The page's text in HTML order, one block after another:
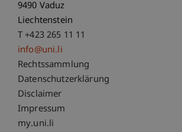
9490 Vaduz
Liechtenstein
T +423 265 11 11
info@uni.li
Fußzeile Rechtliche
Rechtssammlung
Datenschutzerklärung
Disclaimer
Impressum
Fußzeile Subdomain-
my.uni.li